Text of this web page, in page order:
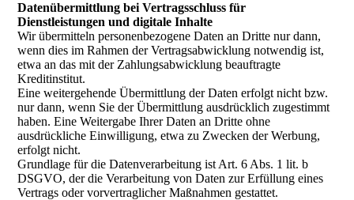
Datenübermittlung bei Vertragsschluss für
Dienstleistungen und digitale Inhalte
Wir übermitteln personenbezogene Daten an Dritte nur dann,
wenn dies im Rahmen der Vertragsabwicklung notwendig ist,
etwa an das mit der Zahlungsabwicklung beauftragte
Kreditinstitut.
Eine weitergehende Übermittlung der Daten erfolgt nicht bzw.
nur dann, wenn Sie der Übermittlung ausdrücklich zugestimmt
haben. Eine Weitergabe Ihrer Daten an Dritte ohne
ausdrückliche Einwilligung, etwa zu Zwecken der Werbung,
erfolgt nicht.
Grundlage für die Datenverarbeitung ist Art. 6 Abs. 1 lit. b
DSGVO, der die Verarbeitung von Daten zur Erfüllung eines
Vertrags oder vorvertraglicher Maßnahmen gestattet.